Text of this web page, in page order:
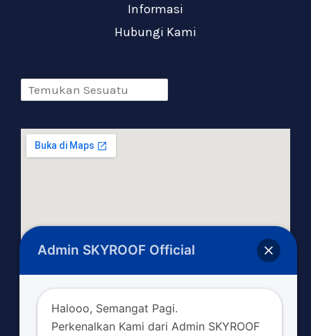
Informasi
Hubungi Kami
Admin SKYROOF Official
Halooo, Semangat Pagi.
Perkenalkan Kami dari Admin SKYROOF